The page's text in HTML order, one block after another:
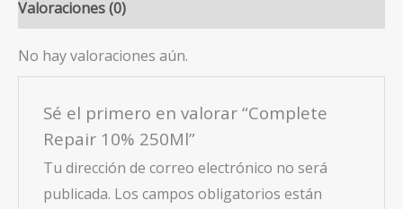
Valoraciones (0)
No hay valoraciones aún.
Sé el primero en valorar “Complete
Repair 10% 250Ml”
Tu dirección de correo electrónico no será
publicada. Los campos obligatorios están